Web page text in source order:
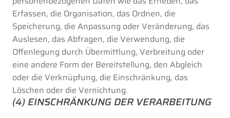
Erfassen, die Organisation, das Ordnen, die
Speicherung, die Anpassung oder Veränderung, das
Auslesen, das Abfragen, die Verwendung, die
Offenlegung durch Übermittlung, Verbreitung oder
eine andere Form der Bereitstellung, den Abgleich
oder die Verknüpfung, die Einschränkung, das
Löschen oder die Vernichtung.
(4) EINSCHRÄNKUNG DER VERARBEITUNG